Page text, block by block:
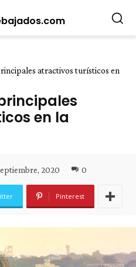
atractivos turísticos en
en la
2020 0
Pinterest